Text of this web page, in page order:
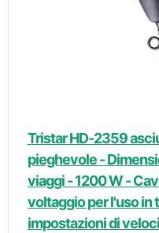
Tristar HD-2359
pieghevole -
viaggi - 1200 W -
voltaggio per l'uso in
impostazioni di